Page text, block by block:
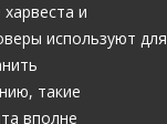
и
используют для
такие
вполне